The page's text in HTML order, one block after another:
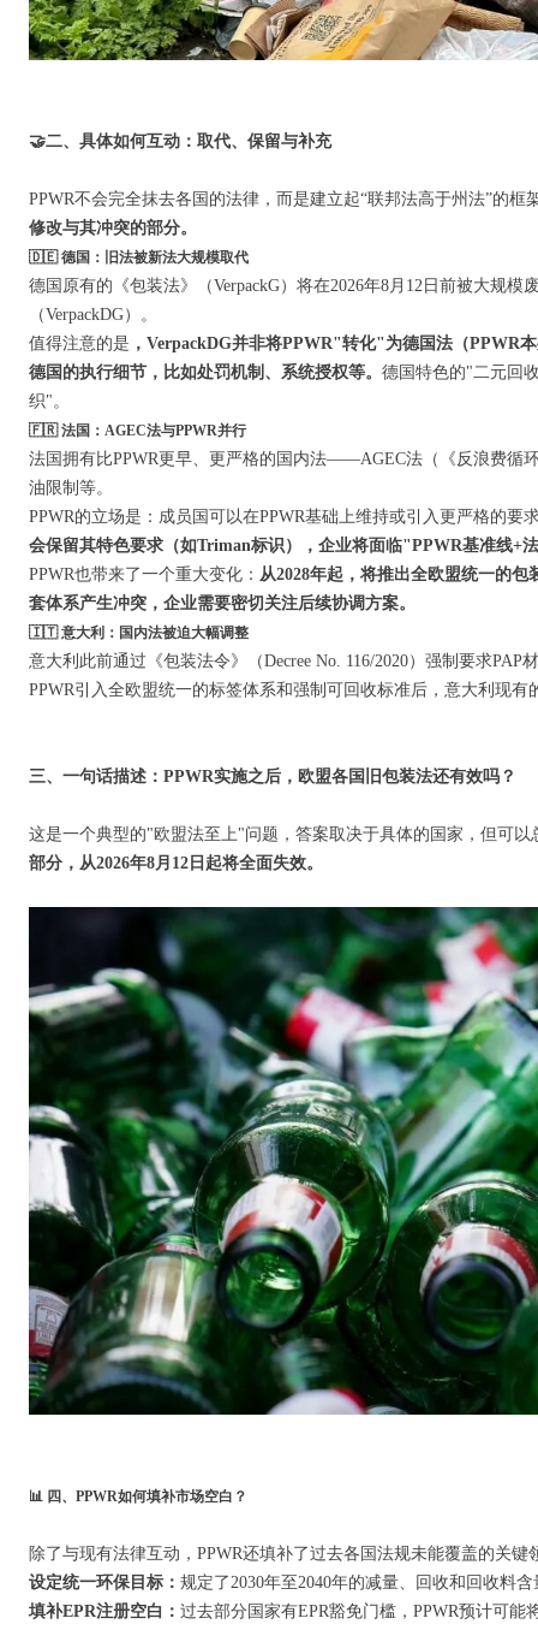
🤝二、具体如何互动：取代、保留与补充
PPWR不会完全抹去各国的法律，而是建立起“联邦法高于州法”的框
修改与其冲突的部分。
🇩🇪 德国：旧法被新法大规模取代
德国原有的《包装法》（VerpackG）将在2026年8月12日前被大规
（VerpackDG）。
值得注意的是 ，VerpackDG并非将PPWR"转化"为德国法（PPWR
德国的执行细节，比如处罚机制、系统授权等。 德国特色的"二元回
织"。
🇫🇷 法国：AGEC法与PPWR并行
法国拥有比PPWR更早、更严格的国内法——AGEC法（《反浪费循
油限制等。
PPWR的立场是：成员国可以在PPWR基础上维持或引入更严格的要
会保留其特色要求（如Triman标识），企业将面临"PPWR基准线+
PPWR也带来了一个重大变化： 从2028年起，将推出全欧盟统一的
套体系产生冲突，企业需要密切关注后续协调方案。
🇮🇹 意大利：国内法被迫大幅调整
意大利此前通过《包装法令》（Decree No. 116/2020）强制要求
PPWR引入全欧盟统一的标签体系和强制可回收标准后，意大利现有
三、一句话描述：PPWR实施之后，欧盟各国旧包装法还有效吗？
这是一个典型的"欧盟法至上"问题，答案取决于具体的国家，但可以
部分，从2026年8月12日起将全面失效。
📊 四、PPWR如何填补市场空白？
除了与现有法律互动，PPWR还填补了过去各国法规未能覆盖的关
设定统一环保目标： 规定了2030年至2040年的减量、回收和回收料
填补EPR注册空白： 过去部分国家有EPR豁免门槛，PPWR预计可能